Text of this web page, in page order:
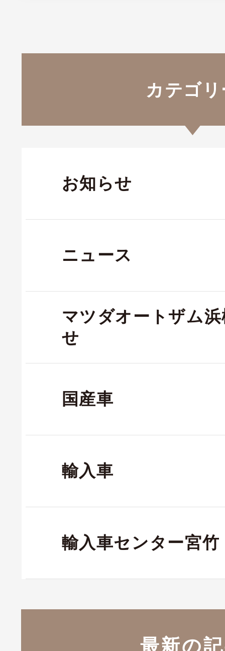
カテゴ
お知らせ
ニュース
マツダオートザム
せ
国産車
輸入車
輸入車センター宮竹
最新の